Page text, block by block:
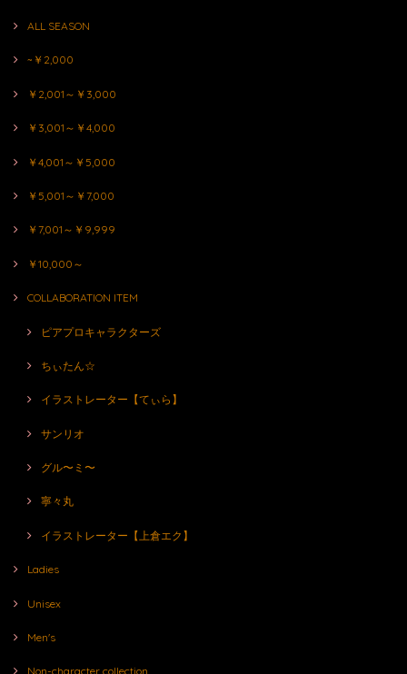
ALL SEASON
~￥2,000
￥2,001～￥3,000
￥3,001～￥4,000
￥4,001～￥5,000
￥5,001～￥7,000
￥7,001～￥9,999
￥10,000～
COLLABORATION ITEM
ピアプロキャラクターズ
ちぃたん☆
イラストレーター【てぃら】
サンリオ
グル〜ミ〜
寧々丸
イラストレーター【上倉エク】
Ladies
Unisex
Men's
Non-character collection